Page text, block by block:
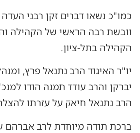
כמו"כ נשאו דברים זקן רבני
וובשת רבה הראשי של הקהילה
הקהילה בתל-ציון.
יו"ר האיגוד הרב נתנאל פרץ,
יברקן והרב עודד תמנה הודו
הרב נתנאל חיאק על עזרתו
ברכת תודה מיוחדת לרב אברהם